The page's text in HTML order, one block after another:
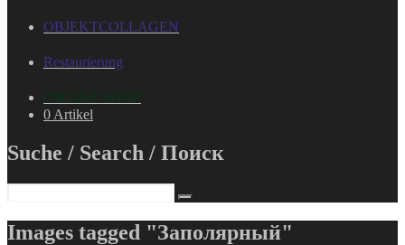
OBJEKTCOLLAGEN
Restaurierung
ONLINE-SHOP
0 Artikel
Suche / Search / Поиск
Images tagged "Заполярный"